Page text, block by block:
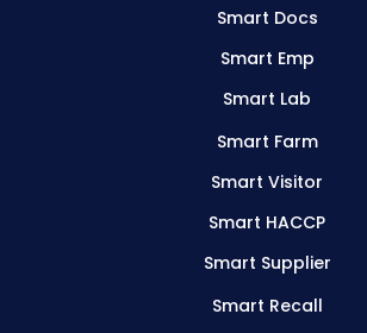
Smart Docs
Smart Emp
Smart Lab
Smart Farm
Smart Visitor
Smart HACCP
Smart Supplier
Smart Recall